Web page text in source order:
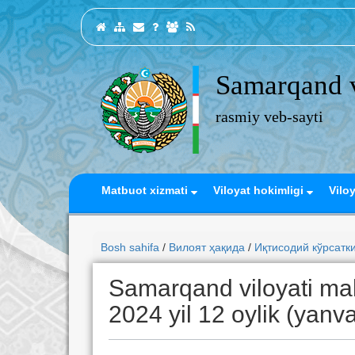
rasmiy veb-sayti
Matbuot xizmati Viloyat hokimligi
Bosh sahifa / Вилоят ҳақида / Иқтисодий
Samarqand viloyati
2024 yil 12 oylik